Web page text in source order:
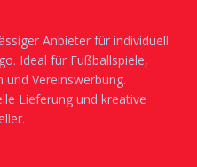
Anbieter für individuell
Ideal für Fußballspiele,
Vereinswerbung.
Lieferung und kreative